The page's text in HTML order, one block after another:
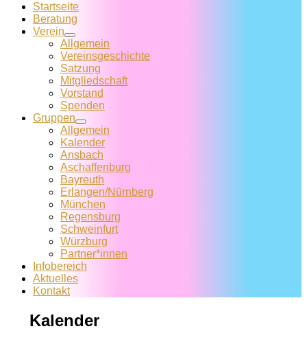
Startseite
Beratung
Verein
Allgemein
Vereins­geschichte
Satzung
Mitglied­schaft
Vorstand
Spenden
Gruppen
Allgemein
Kalender
Ansbach
Aschaffenburg
Bayreuth
Erlangen/Nürnberg
München
Regensburg
Schweinfurt
Würzburg
Partner*innen
Infobereich
Aktuelles
Kontakt
Kalender